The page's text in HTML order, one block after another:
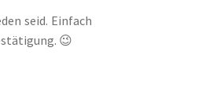
seid. Einfach
😉